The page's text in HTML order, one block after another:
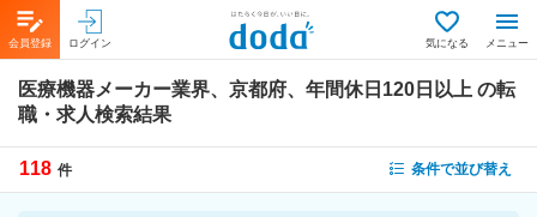
会員登録 ログイン 気になる メニュー
医療機器メーカー業界、京都府、年間休日120日以上 の転
職・求人検索結果
118 件 条件で並び替え